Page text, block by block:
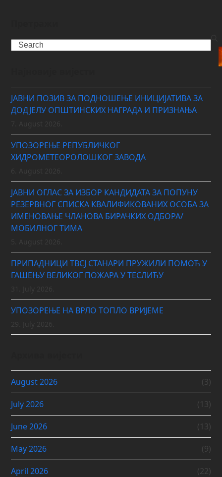
Search
ЈАВНИ ПОЗИВ ЗА ПОДНОШЕЊЕ ИНИЦИЈАТИВА ЗА
ДОДЈЕЛУ ОПШТИНСКИХ НАГРАДА И ПРИЗНАЊА
УПОЗОРЕЊЕ РЕПУБЛИЧКОГ
ХИДРОМЕТЕОРОЛОШКОГ ЗАВОДА
ЈАВНИ ОГЛАС ЗА ИЗБОР КАНДИДАТА ЗА ПОПУНУ
РЕЗЕРВНОГ СПИСКА КВАЛИФИКОВАНИХ ОСОБА ЗА
ИМЕНОВАЊЕ ЧЛАНОВА БИРАЧКИХ ОДБОРА/
МОБИЛНОГ ТИМА
ПРИПАДНИЦИ ТВСЈ СТАНАРИ ПРУЖИЛИ ПОМОЋ У
ГАШЕЊУ ВЕЛИКОГ ПОЖАРА У ТЕСЛИЋУ
УПОЗОРЕЊЕ НА ВРЛО ТОПЛО ВРИЈЕМЕ
August 2026 (3)
July 2026 (13)
June 2026 (13)
May 2026 (9)
April 2026 (22)